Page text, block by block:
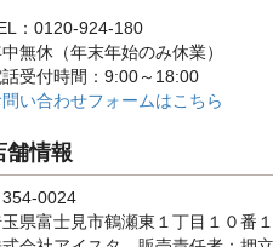
：0120-924-180
無休（年末年始のみ休業）
受付時間：9:00～18:00
い合わせフォームはこちら
舗情報
0024
県富士見市鶴瀬東１丁目１０番